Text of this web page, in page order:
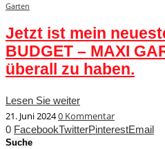
Garten
Jetzt ist mein
BUDGET – MAXI
überall zu haben.
Lesen Sie weiter
21. Juni 20240 Kommentar
0 FacebookTwitterPinterestEmail
Suche